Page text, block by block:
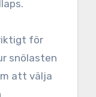
för
snölasten
att välja